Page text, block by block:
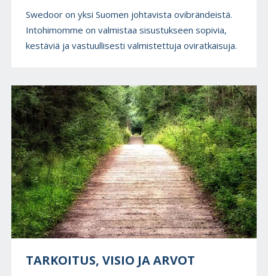
Swedoor on yksi Suomen johtavista ovibrändeistä.
Intohimomme on valmistaa sisustukseen sopivia,
kestäviä ja vastuullisesti valmistettuja oviratkaisuja.
TARKOITUS, VISIO JA ARVOT